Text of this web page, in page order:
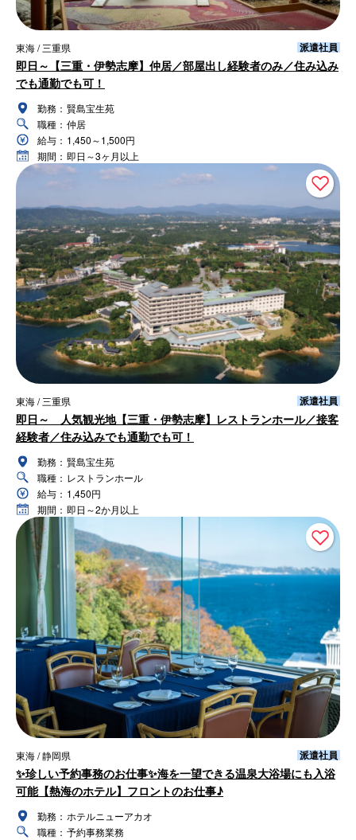
東海 / 三重県 派遣社員
即日～【三重・伊勢志摩】仲居／部屋出し経験者のみ／住み込み
でも通勤でも可！
勤務： 賢島宝生苑
職種： 仲居
給与： 1,450～1,500円
期間： 即日～3ヶ月以上
東海 / 三重県 派遣社員
即日～ 人気観光地【三重・伊勢志摩】レストランホール／接客
経験者／住み込みでも通勤でも可！
勤務： 賢島宝生苑
職種： レストランホール
給与： 1,450円
期間： 即日～2か月以上
東海 / 静岡県 派遣社員
✨珍しい予約事務のお仕事✨海を一望できる温泉大浴場にも入浴
可能【熱海のホテル】フロントのお仕事♪
勤務： ホテルニューアカオ
職種： 予約事務業務